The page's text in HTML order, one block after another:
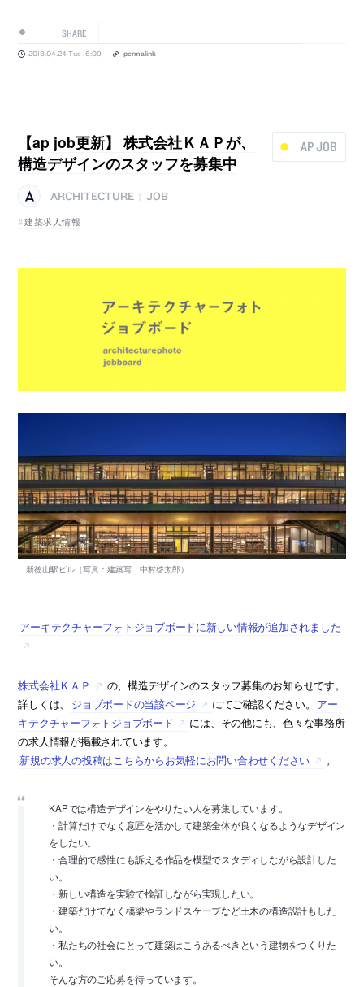
SHARE
2018.04.24 Tue 16:09 permalink
AP JOB
【ap job更新】 株式会社ＫＡＰが、
構造デザインのスタッフを募集中
ARCHITECTURE
JOB
建築求人情報
アーキテクチャーフォトジョブボードに新しい情報が追加されました
株式会社ＫＡＰ
の、構造デザインのスタッフ募集のお知らせです。
詳しくは、
ジョブボードの当該ページ にてご確認ください。 アー
キテクチャーフォトジョブボード
には、その他にも、色々な事務所
の求人情報が掲載されています。
新規の求人の投稿はこちらからお気軽にお問い合わせください
。
KAPでは構造デザインをやりたい人を募集しています。
・計算だけでなく意匠を活かして建築全体が良くなるようなデザイン
をしたい。
・合理的で感性にも訴える作品を模型でスタディしながら設計した
い。
・新しい構造を実験で検証しながら実現したい。
・建築だけでなく橋梁やランドスケープなど土木の構造設計もした
い。
・私たちの社会にとって建築はこうあるべきという建物をつくりた
い。
そんな方のご応募を待っています。